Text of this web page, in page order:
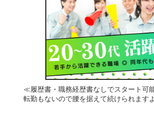
≪履歴書・職務経歴書なしでスタート可
転勤もないので腰を据えて続けられますよ